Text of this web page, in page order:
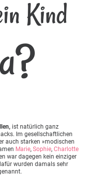
Kind
ist natürlich ganz
Im gesellschaftlichen
auch starken »modischen
Marie, Sophie, Charlotte
war dagegen kein einziger
wurden damals sehr